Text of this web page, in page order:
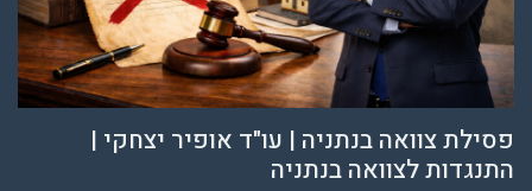
פסילת צוואה בנתניה | עו"ד אופיר יצחקי |
התנגדות לצוואה בנתניה